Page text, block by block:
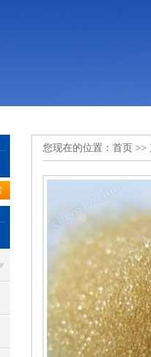
您现在的位置： 首页 >>